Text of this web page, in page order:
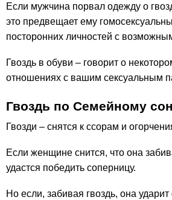
Если мужчина порвал одежду о
это предвещает ему
посторонних личностей с
Гвоздь в обуви – говорит о
отношениях с вашим сексуальным
Гвоздь по Семейному
Гвозди – снятся к ссорам и
Если женщине снится, что она
удастся победить соперницу.
Но если, забивая гвоздь, она